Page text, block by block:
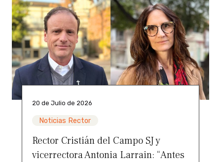
20 de Julio de 2026
Noticias Rector
Rector Cristián del Campo SJ y
vicerrectora Antonia Larrain: “Antes